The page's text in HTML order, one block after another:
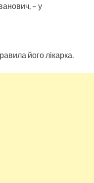
– у
його лікарка.